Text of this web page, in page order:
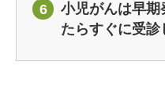
6
小児がんは早期
たらすぐに受診